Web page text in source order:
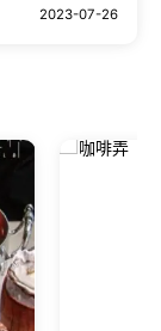
2023-07-26